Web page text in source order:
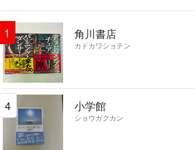
1 角川書店
カドカワショテン
4 小学館
ショウガクカン